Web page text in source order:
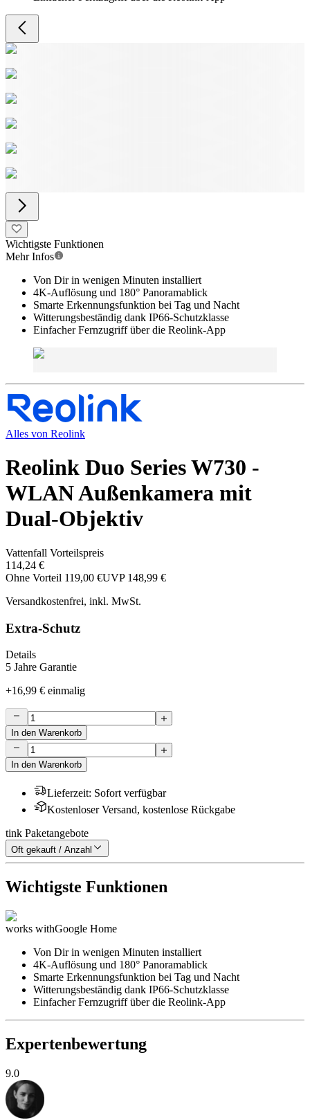
Wichtigste Funktionen
Mehr Infos
Von Dir in wenigen Minuten installiert
4K-Auflösung und 180° Panoramablick
Smarte Erkennungsfunktion bei Tag und Nacht
Witterungsbeständig dank IP66-Schutzklasse
Einfacher Fernzugriff über die Reolink-App
Alles von Reolink
Reolink Duo Series W730 -
WLAN Außenkamera mit
Dual-Objektiv
Vattenfall Vorteilspreis
114,24 €
Ohne Vorteil 119,00 €UVP 148,99 €
Versandkostenfrei, inkl. MwSt.
Extra-Schutz
Details
5 Jahre Garantie
+16,99 € einmalig
In den Warenkorb
In den Warenkorb
Lieferzeit: Sofort verfügbar
Kostenloser Versand, kostenlose Rückgabe
tink Paketangebote
Oft gekauft / Anzahl
Wichtigste Funktionen
works withGoogle Home
Von Dir in wenigen Minuten installiert
4K-Auflösung und 180° Panoramablick
Smarte Erkennungsfunktion bei Tag und Nacht
Witterungsbeständig dank IP66-Schutzklasse
Einfacher Fernzugriff über die Reolink-App
Expertenbewertung
9.0